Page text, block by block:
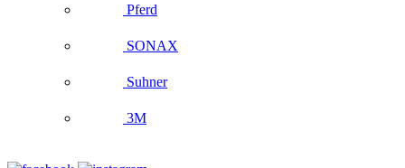
Pferd
SONAX
Suhner
3M